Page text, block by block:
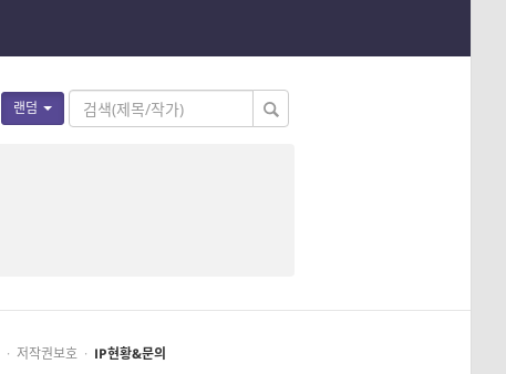
랜덤
· 저작권보호 · IP현황&문의